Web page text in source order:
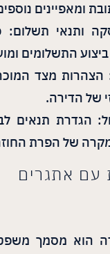
ומאפיינים
ותנאי תשלום:
התשלומים
הצהרות מצד
של הדירה.
הגדרת תנאים
במקרה של הפרת
עם אתגרים
הוא מסמך